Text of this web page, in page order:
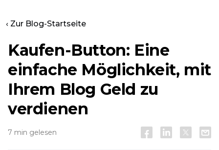
‹ Zur Blog-Startseite
Kaufen-Button: Eine
einfache Möglichkeit, mit
Ihrem Blog Geld zu
verdienen
7 min gelesen